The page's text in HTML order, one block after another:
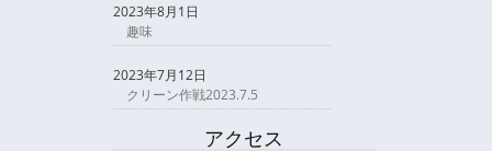
2023年8月1日
趣味
2023年7月12日
クリーン作戦2023.7.5
アクセス